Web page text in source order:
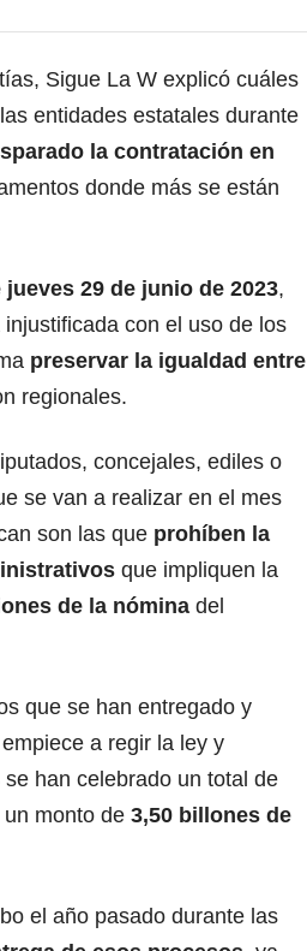
Sigue La W explicó cuáles
entidades estatales durante
la contratación en
donde más se están
29 de junio de 2023,
con el uso de los
preservar la igualdad entre
regionales.
concejales, ediles o
se van a realizar en el mes
son las que prohíben la
que impliquen la
de la nómina del
que se han entregado y
a regir la ley y
se han celebrado un total de
monto de 3,50 billones de
el año pasado durante las